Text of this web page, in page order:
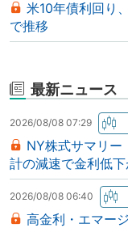
米10年債利回り
で推移
最新ニュース
2026/08/08 07:29
NY株式サマリ
計の減速で金利低
2026/08/08 06:40
高金利・エマー